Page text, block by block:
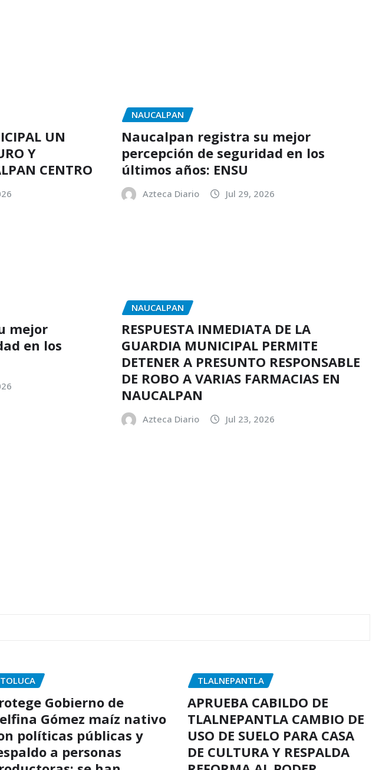
UN
Y
CENTRO
NAUCALPAN
Naucalpan registra su mejor
percepción de seguridad en los
últimos años: ENSU
Azteca Diario Jul 29, 2026
mejor
en los
NAUCALPAN
RESPUESTA INMEDIATA DE LA
GUARDIA MUNICIPAL PERMITE
DETENER A PRESUNTO RESPONSABLE
DE ROBO A VARIAS FARMACIAS EN
NAUCALPAN
Azteca Diario Jul 23, 2026
TOLUCA
Gobierno de
Gómez maíz nativo
políticas públicas y
a personas
TLALNEPANTLA
APRUEBA CABILDO DE
TLALNEPANTLA CAMBIO DE
USO DE SUELO PARA CASA
DE CULTURA Y RESPALDA